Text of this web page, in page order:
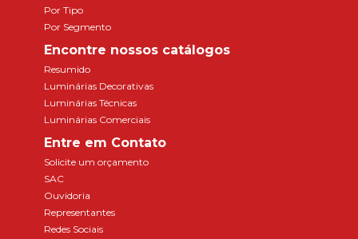
Por Tipo
Por Segmento
Encontre nossos catálogos
Resumido
Luminárias Decorativas
Luminárias Técnicas
Luminárias Comerciais
Entre em Contato
Solicite um orçamento
SAC
Ouvidoria
Representantes
Redes Sociais